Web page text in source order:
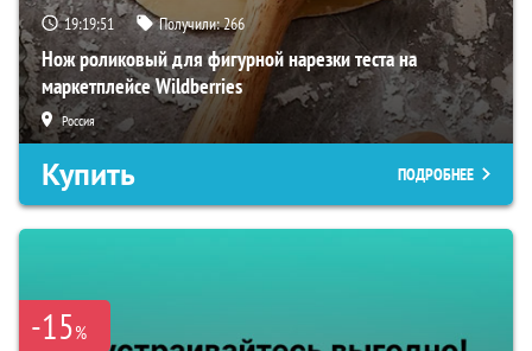
19:19:49 Получили:266
Нож роликовый для фигурной нарезки теста на
маркетплейсе Wildberries
Россия
Купить ПОДРОБНЕЕ
-15%